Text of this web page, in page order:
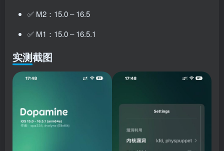
✅ M2：15.0 – 16.5
✅ M1：15.0 – 16.5.1
实测截图